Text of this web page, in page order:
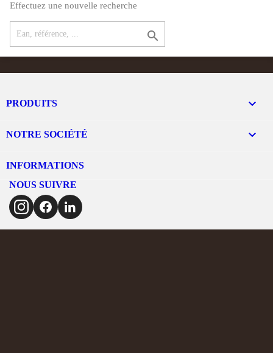
Effectuez une nouvelle recherche

PRODUITS 
NOTRE SOCIÉTÉ 
INFORMATIONS
NOUS SUIVRE